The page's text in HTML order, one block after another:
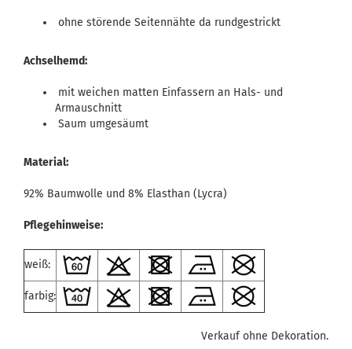
ohne störende Seitennähte da rundgestrickt
Achselhemd:
mit weichen matten Einfassern an Hals- und
Armauschnitt
Saum umgesäumt
Material:
92% Baumwolle und 8% Elasthan (Lycra)
Pflegehinweise:
weiß:
farbig:
Verkauf ohne Dekoration.